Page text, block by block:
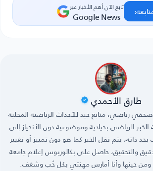
تابع الآن أهم الأخبار عبر
Google News ‹
طارق الأحمدي
رياضي، متابع جيد للأحداث الرياضية المحلية
الخبر الرياضي بحيادية وموضوعية دون الأنحياز إلى
ذاته، يتم نقل الخبر كما هو دون تمييز أو تغيير
والتحقيق، حاصل على بكالوريوس إعلام جامعة